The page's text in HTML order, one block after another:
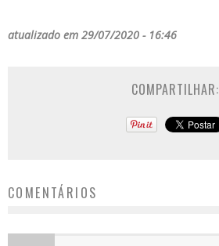
atualizado em 29/07/2020 - 16:46
COMPARTILHAR:
COMENTÁRIOS